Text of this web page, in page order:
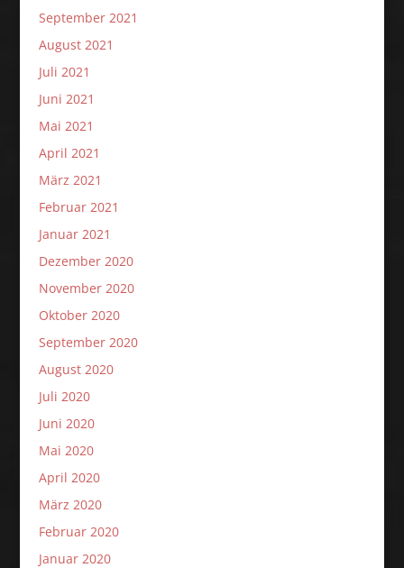
September 2021
August 2021
Juli 2021
Juni 2021
Mai 2021
April 2021
März 2021
Februar 2021
Januar 2021
Dezember 2020
November 2020
Oktober 2020
September 2020
August 2020
Juli 2020
Juni 2020
Mai 2020
April 2020
März 2020
Februar 2020
Januar 2020